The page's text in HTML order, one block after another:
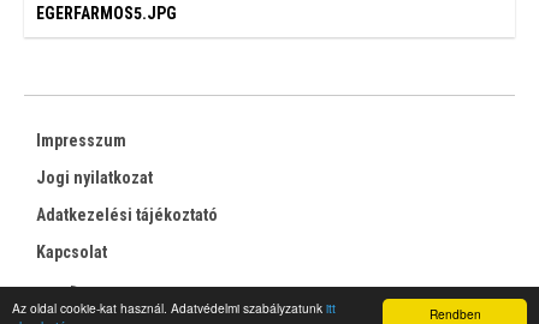
Rendben
Az oldal cookie-kat használ. Adatvédelmi szabályzatunk itt
EGERFARMOS5.JPG
Impresszum
Jogi nyilatkozat
Adatkezelési tájékoztató
Kapcsolat